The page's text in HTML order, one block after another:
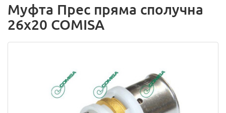
Муфта Прес пряма сполучна
26х20 COMISA